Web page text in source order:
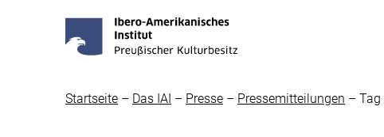
Startseite – Das IAI – Presse – Pressemitteilungen – Tag